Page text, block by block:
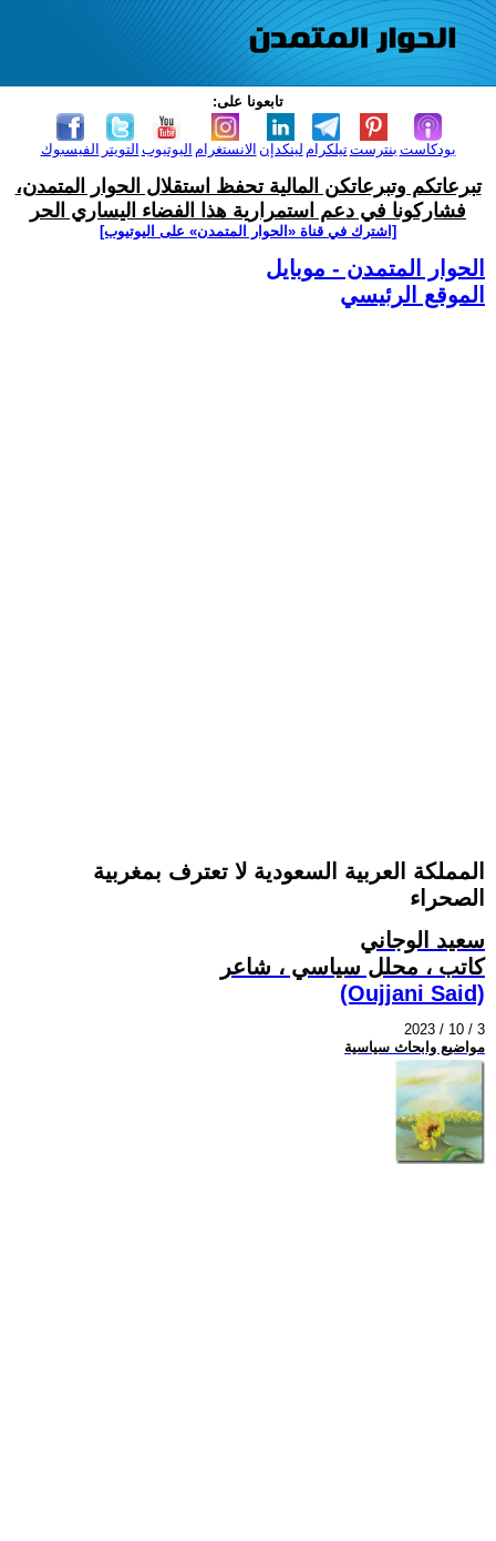
تابعونا على:
الفيسبوك التويتر اليوتيوب الانستغرام لينكدإن تيلكرامبنترست بودكاست
تبرعاتكم وتبرعاتكن المالية تحفظ استقلال الحوار المتمدن،
فشاركونا في دعم استمرارية هذا الفضاء اليساري الحر
[اشترك في قناة ‫«الحوار المتمدن» على اليوتيوب]
الحوار المتمدن - موبايل
الموقع الرئيسي
المملكة العربية السعودية لا تعترف بمغربية
الصحراء
سعيد الوجاني
كاتب ، محلل سياسي ، شاعر
(Oujjani Said)
2023 / 10 / 3
مواضيع وابحاث سياسية